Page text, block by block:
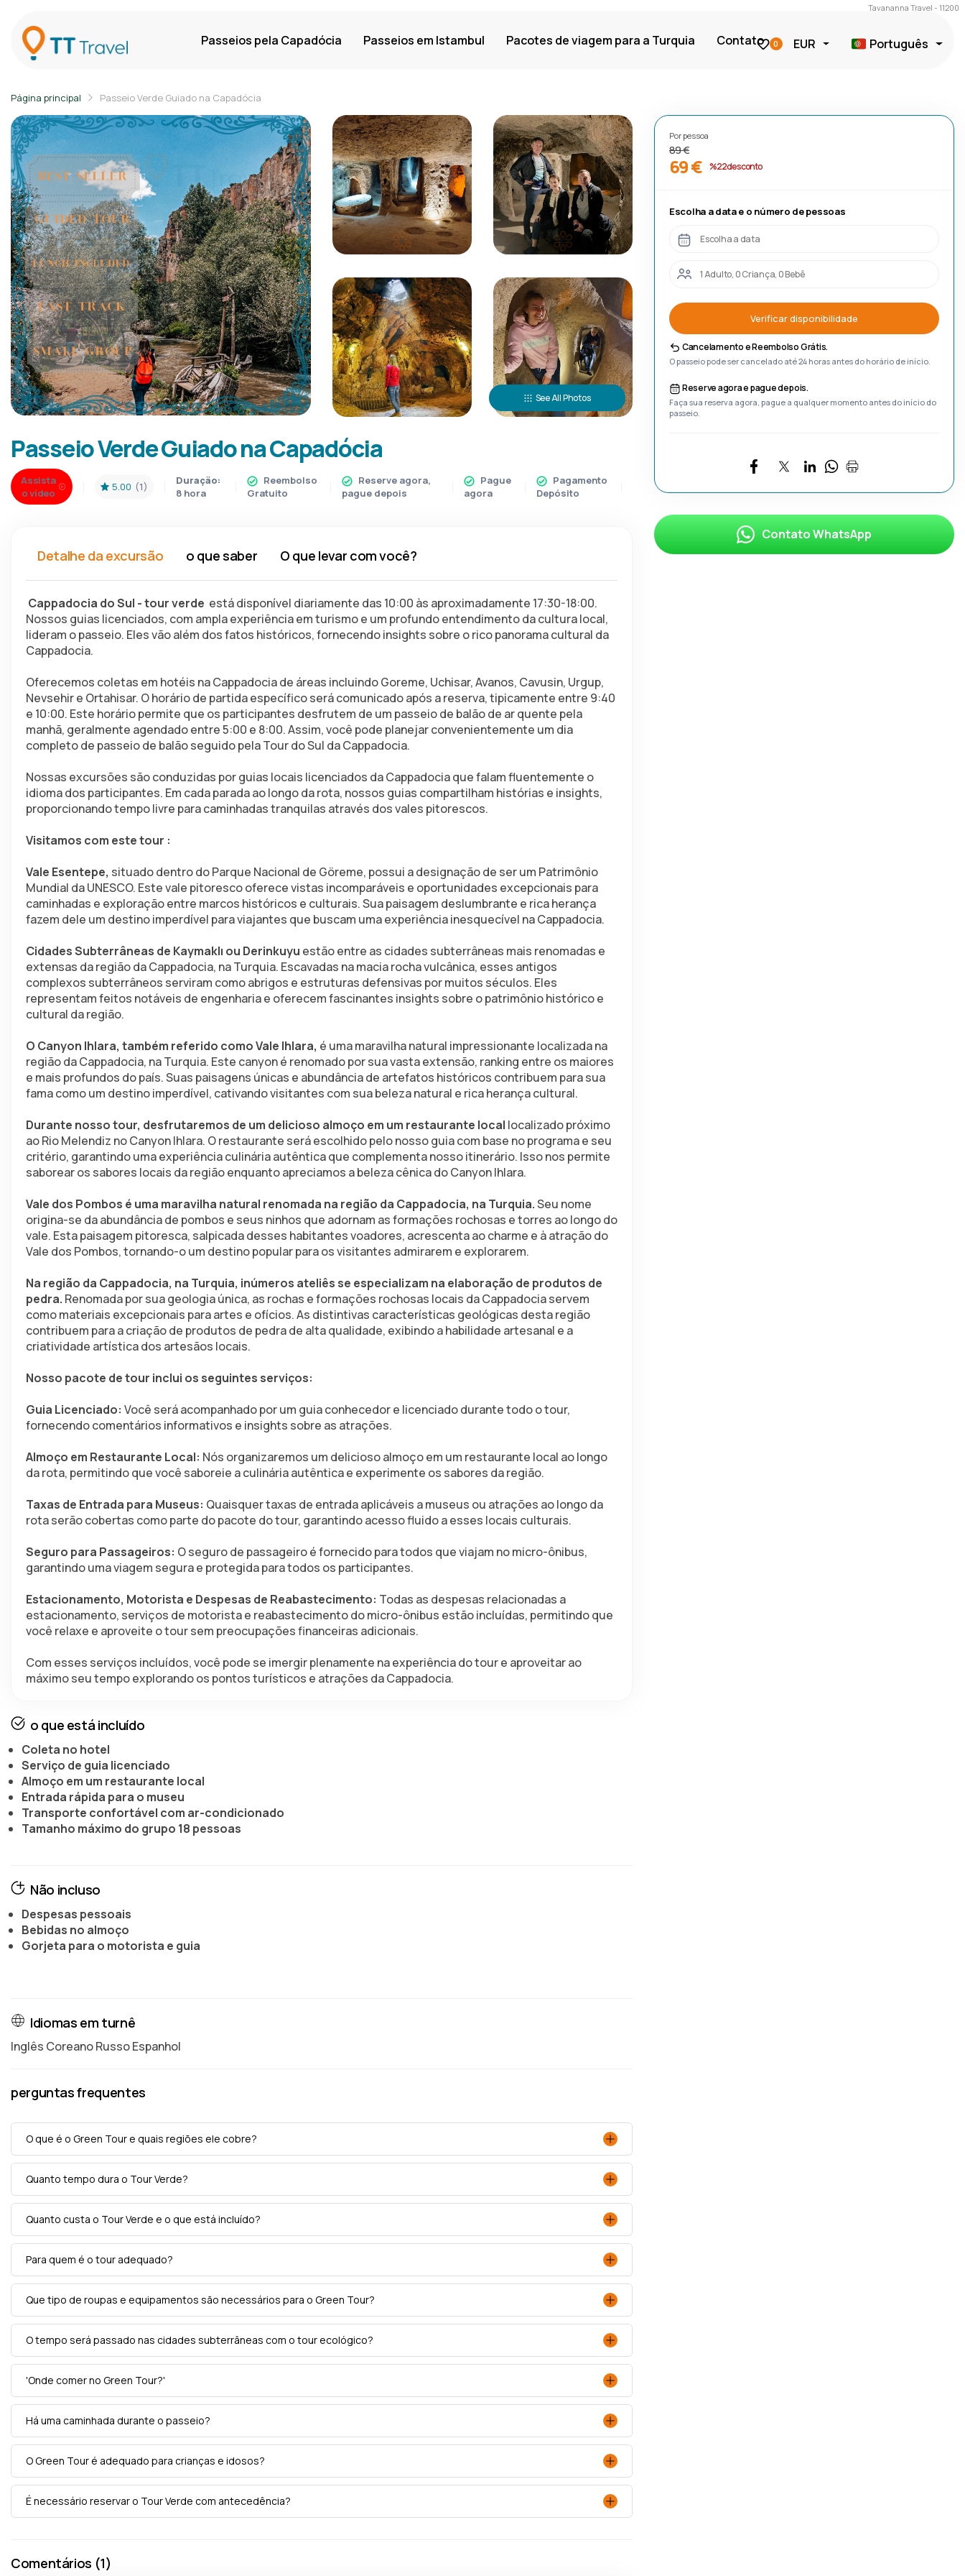
Tavananna Travel - 11200
Passeios pela Capadócia Passeios em Istambul Pacotes de viagem para a Turquia Contato 0 EUR Português
Página principal Passeio Verde Guiado na Capadócia
See All Photos
Passeio Verde Guiado na Capadócia
Assista
o vídeo
5.00 (1)
Duração:
8 hora
Reembolso
Gratuito
Reserve agora,
pague depois
Pague
agora
Pagamento
Depósito
Detalhe da excursão o que saber O que levar com você?
Cappadocia do Sul - tour verde está disponível diariamente das 10:00 às aproximadamente 17:30-18:00.
Nossos guias licenciados, com ampla experiência em turismo e um profundo entendimento da cultura local,
lideram o passeio. Eles vão além dos fatos históricos, fornecendo insights sobre o rico panorama cultural da
Cappadocia.
Oferecemos coletas em hotéis na Cappadocia de áreas incluindo Goreme, Uchisar, Avanos, Cavusin, Urgup,
Nevsehir e Ortahisar. O horário de partida específico será comunicado após a reserva, tipicamente entre 9:40
e 10:00. Este horário permite que os participantes desfrutem de um passeio de balão de ar quente pela
manhã, geralmente agendado entre 5:00 e 8:00. Assim, você pode planejar convenientemente um dia
completo de passeio de balão seguido pela Tour do Sul da Cappadocia.
Nossas excursões são conduzidas por guias locais licenciados da Cappadocia que falam fluentemente o
idioma dos participantes. Em cada parada ao longo da rota, nossos guias compartilham histórias e insights,
proporcionando tempo livre para caminhadas tranquilas através dos vales pitorescos.
Visitamos com este tour :
Vale Esentepe, situado dentro do Parque Nacional de Göreme, possui a designação de ser um Patrimônio
Mundial da UNESCO. Este vale pitoresco oferece vistas incomparáveis e oportunidades excepcionais para
caminhadas e exploração entre marcos históricos e culturais. Sua paisagem deslumbrante e rica herança
fazem dele um destino imperdível para viajantes que buscam uma experiência inesquecível na Cappadocia.
Cidades Subterrâneas de Kaymaklı ou Derinkuyu estão entre as cidades subterrâneas mais renomadas e
extensas da região da Cappadocia, na Turquia. Escavadas na macia rocha vulcânica, esses antigos
complexos subterrâneos serviram como abrigos e estruturas defensivas por muitos séculos. Eles
representam feitos notáveis de engenharia e oferecem fascinantes insights sobre o patrimônio histórico e
cultural da região.
O Canyon Ihlara, também referido como Vale Ihlara, é uma maravilha natural impressionante localizada na
região da Cappadocia, na Turquia. Este canyon é renomado por sua vasta extensão, ranking entre os maiores
e mais profundos do país. Suas paisagens únicas e abundância de artefatos históricos contribuem para sua
fama como um destino imperdível, cativando visitantes com sua beleza natural e rica herança cultural.
Durante nosso tour, desfrutaremos de um delicioso almoço em um restaurante local localizado próximo
ao Rio Melendiz no Canyon Ihlara. O restaurante será escolhido pelo nosso guia com base no programa e seu
critério, garantindo uma experiência culinária autêntica que complementa nosso itinerário. Isso nos permite
saborear os sabores locais da região enquanto apreciamos a beleza cênica do Canyon Ihlara.
Vale dos Pombos é uma maravilha natural renomada na região da Cappadocia, na Turquia. Seu nome
origina-se da abundância de pombos e seus ninhos que adornam as formações rochosas e torres ao longo do
vale. Esta paisagem pitoresca, salpicada desses habitantes voadores, acrescenta ao charme e à atração do
Vale dos Pombos, tornando-o um destino popular para os visitantes admirarem e explorarem.
Na região da Cappadocia, na Turquia, inúmeros ateliês se especializam na elaboração de produtos de
pedra. Renomada por sua geologia única, as rochas e formações rochosas locais da Cappadocia servem
como materiais excepcionais para artes e ofícios. As distintivas características geológicas desta região
contribuem para a criação de produtos de pedra de alta qualidade, exibindo a habilidade artesanal e a
criatividade artística dos artesãos locais.
Nosso pacote de tour inclui os seguintes serviços:
Guia Licenciado: Você será acompanhado por um guia conhecedor e licenciado durante todo o tour,
fornecendo comentários informativos e insights sobre as atrações.
Almoço em Restaurante Local: Nós organizaremos um delicioso almoço em um restaurante local ao longo
da rota, permitindo que você saboreie a culinária autêntica e experimente os sabores da região.
Taxas de Entrada para Museus: Quaisquer taxas de entrada aplicáveis a museus ou atrações ao longo da
rota serão cobertas como parte do pacote do tour, garantindo acesso fluido a esses locais culturais.
Seguro para Passageiros: O seguro de passageiro é fornecido para todos que viajam no micro-ônibus,
garantindo uma viagem segura e protegida para todos os participantes.
Estacionamento, Motorista e Despesas de Reabastecimento: Todas as despesas relacionadas a
estacionamento, serviços de motorista e reabastecimento do micro-ônibus estão incluídas, permitindo que
você relaxe e aproveite o tour sem preocupações financeiras adicionais.
Com esses serviços incluídos, você pode se imergir plenamente na experiência do tour e aproveitar ao
máximo seu tempo explorando os pontos turísticos e atrações da Cappadocia.
o que está incluído
Coleta no hotel
Serviço de guia licenciado
Almoço em um restaurante local
Entrada rápida para o museu
Transporte confortável com ar-condicionado
Tamanho máximo do grupo 18 pessoas
Não incluso
Despesas pessoais
Bebidas no almoço
Gorjeta para o motorista e guia
Idiomas em turnê
Inglês Coreano Russo Espanhol
perguntas frequentes
O que é o Green Tour e quais regiões ele cobre?
Quanto tempo dura o Tour Verde?
Quanto custa o Tour Verde e o que está incluído?
Para quem é o tour adequado?
Que tipo de roupas e equipamentos são necessários para o Green Tour?
O tempo será passado nas cidades subterrâneas com o tour ecológico?
'Onde comer no Green Tour?'
Há uma caminhada durante o passeio?
O Green Tour é adequado para crianças e idosos?
É necessário reservar o Tour Verde com antecedência?
Comentários (1)
Por pessoa
89 €
69 € %22 desconto
Escolha a data e o número de pessoas
Escolha a data
1 Adulto, 0 Criança, 0 Bebê
Verificar disponibilidade
Cancelamento e Reembolso Grátis.
O passeio pode ser cancelado até 24 horas antes do horário de início.
Reserve agora e pague depois.
Faça sua reserva agora, pague a qualquer momento antes do início do
passeio.
Contato WhatsApp